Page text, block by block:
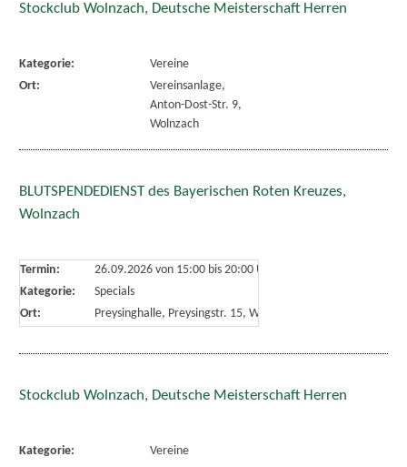
Stockclub Wolnzach, Deutsche Meisterschaft Herren
Kategorie:
Vereine
Ort:
Vereinsanlage,
Anton-Dost-Str. 9,
Wolnzach
BLUTSPENDEDIENST des Bayerischen Roten Kreuzes,
Wolnzach
Termin: 26.09.2026 von 15:00bis 20:00 Uhr
Kategorie:
Specials
Ort:
Preysinghalle, Preysingstr. 15, Wolnzach
Stockclub Wolnzach, Deutsche Meisterschaft Herren
Kategorie:
Vereine